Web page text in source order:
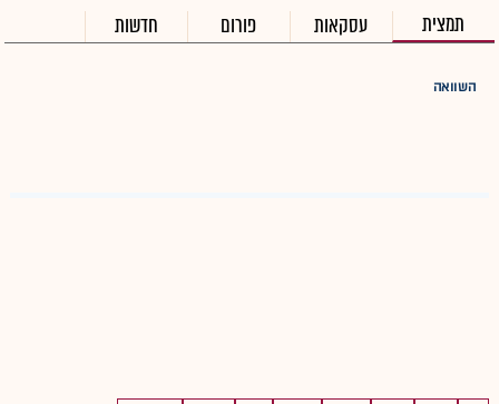
תמצית עסקאות פורום חדשות
השוואה